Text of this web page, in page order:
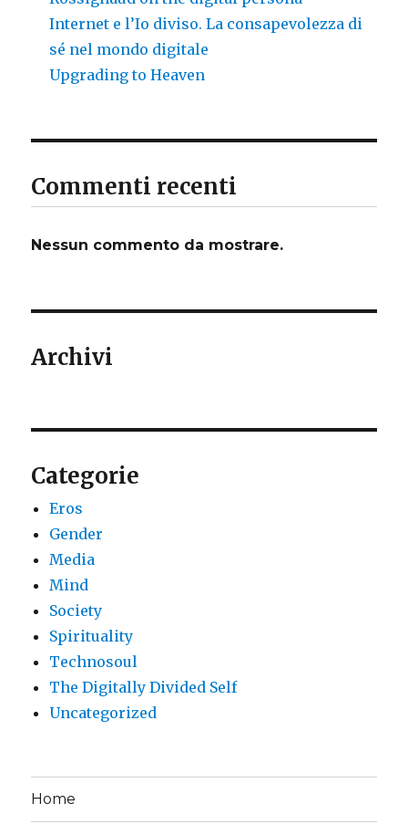
Internet e l’Io diviso. La consapevolezza di
sé nel mondo digitale
Upgrading to Heaven
Commenti recenti
Nessun commento da mostrare.
Archivi
Categorie
Eros
Gender
Media
Mind
Society
Spirituality
Technosoul
The Digitally Divided Self
Uncategorized
Home